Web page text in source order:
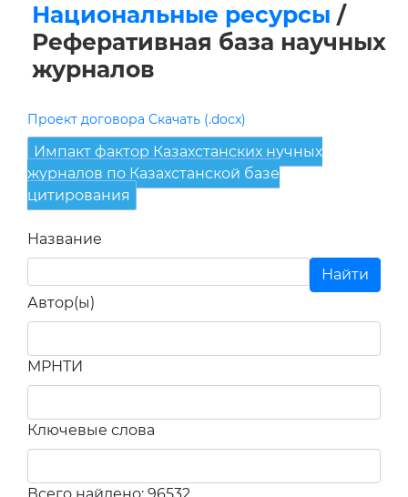
Национальные ресурсы /
Реферативная база научных
журналов
Проект договора Скачать (.docx)
Импакт фактор Казахстанских нучных
журналов по Казахстанской базе
цитирования
Название
Автор(ы)
МРНТИ
Ключевые слова